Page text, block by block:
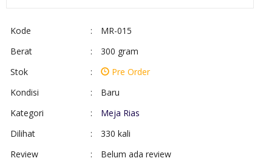
Kode :
MR-015
Berat
:
300 gram
Stok
:
Pre Order
Kondisi
:
Baru
Kategori
:
Meja Rias
Dilihat
:
330 kali
Review
: Belum ada review